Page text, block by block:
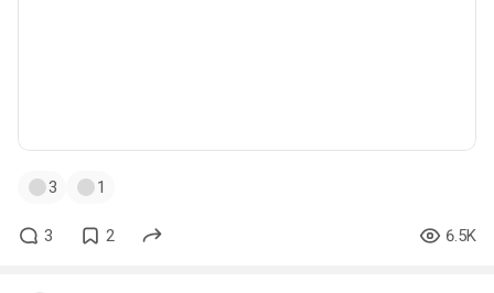
3 1
3 2 6.5K